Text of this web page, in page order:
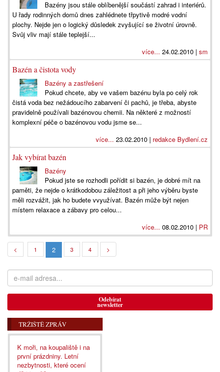
Bazény jsou stále oblíbenější součástí zahrad i interiérů.
U řady rodinných domů dnes zahlédnete třpytivě modré vodní
plochy. Nejde jen o logický důsledek zvyšující se životní úrovně.
Svůj vliv mají stále teplejší...
více... 24.02.2010 | sm
Bazén a čistota vody
Bazény a zastřešení
Pokud chcete, aby ve vašem bazénu byla po celý rok
čistá voda bez nežádoucího zabarvení či pachů, je třeba, abyste
pravidelně používali bazénovou chemii. Na některé z možností
komplexní péče o bazénovou vodu jsme se...
více... 23.02.2010 | redakce Bydlení.cz
Jak vybírat bazén
Bazény
Pokud jste se rozhodli pořídit si bazén, je dobré mít na
paměti, že nejde o krátkodobou záležitost a při jeho výběru byste
měli rozvážit, jak ho budete vvyužívat. Bazén může být nejen
místem relaxace a zábavy pro celou...
více... 08.02.2010 | PR
< 1 2 3 4 >
Odebírat
newsletter
TRŽIŠTĚ ZPRÁV
K moři, na koupaliště i na
první prázdniny. Letní
nezbytnosti, které ocení